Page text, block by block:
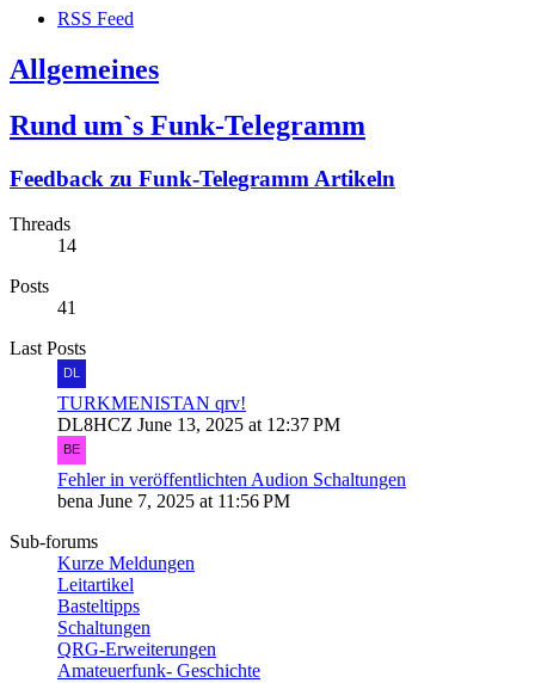
RSS Feed
Allgemeines
Rund um`s Funk-Telegramm
Feedback zu Funk-Telegramm Artikeln
Threads
14
Posts
41
Last Posts
TURKMENISTAN qrv!
DL8HCZ June 13, 2025 at 12:37 PM
Fehler in veröffentlichten Audion Schaltungen
bena June 7, 2025 at 11:56 PM
Sub-forums
Kurze Meldungen
Leitartikel
Basteltipps
Schaltungen
QRG-Erweiterungen
Amateuerfunk- Geschichte